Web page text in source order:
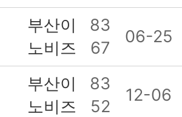
부산이
노비즈
83
67
06-25
부산이
노비즈
83
52
12-06